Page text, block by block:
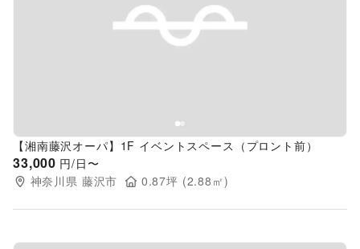
Previous slide
【湘南藤沢オーパ】1F イベントスペース（プロント前）
33,000 円/日〜
神奈川県 藤沢市 0.87坪 (2.88 ㎡)